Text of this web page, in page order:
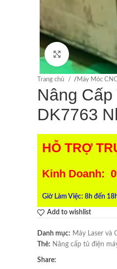
Click to enlarge
Trang chủ / Máy Móc CNC
Nâng
DK7763
HỖ TRỢ
Kinh Doanh:
Giờ Làm Việc: 8h đến
Add to wishlist
Danh mục: Máy Laser và
Thẻ: Nâng cấp tủ điện
Share: